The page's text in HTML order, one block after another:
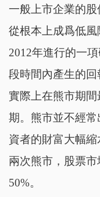
一般上市企業的
從根本上成爲低
2012年進行的一
段時間內產生的
實際上在熊市期
期。熊市並不經
資者的財富大幅
兩次熊市，股票
50%。